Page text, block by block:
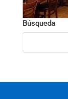
Búsqueda